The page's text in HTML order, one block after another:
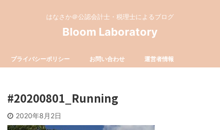
はなさか＠公認会計士・税理士によるブログ
Bloom Laboratory
プライバシーポリシー お問い合わせ 運営者情報
#20200801_Running
2020年8月2日